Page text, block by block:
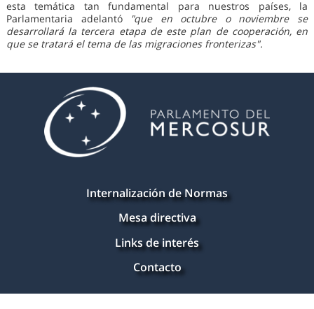
esta temática tan fundamental para nuestros países, la
Parlamentaria adelantó
"que en octubre o noviembre se
desarrollará la tercera etapa de este plan de cooperación, en
que se tratará el tema de las migraciones fronterizas".
Internalización de Normas
Mesa directiva
Links de interés
Contacto